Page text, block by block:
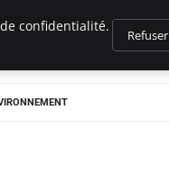
confidentialité.
Refuser